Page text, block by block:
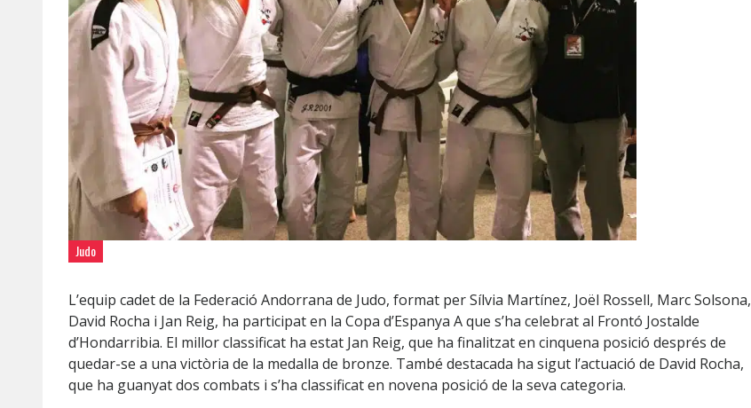
Judo
L’equip cadet de la Federació Andorrana de Judo, format per Sílvia Martínez, Joël Rossell, Marc Solsona,
David Rocha i Jan Reig, ha participat en la Copa d’Espanya A que s’ha celebrat al Frontó Jostalde
d’Hondarribia. El millor classificat ha estat Jan Reig, que ha finalitzat en cinquena posició després de
quedar-se a una victòria de la medalla de bronze. També destacada ha sigut l’actuació de David Rocha,
que ha guanyat dos combats i s’ha classificat en novena posició de la seva categoria.